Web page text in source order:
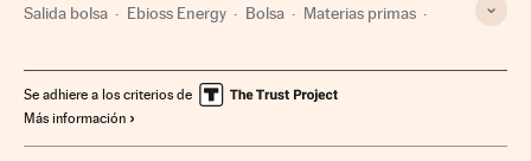
Salida bolsa Ebioss Energy Bolsa Materias primas
Relaciones exteriores Finanzas BME Growth
Se adhiere a los criterios de
Más información